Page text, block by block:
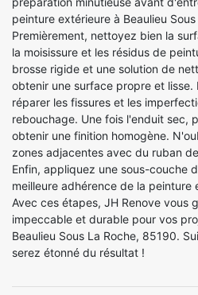
peinture extérieure à Beaulieu
Premièrement, nettoyez bien la
la moisissure et les résidus de
brosse rigide et une solution de
obtenir une surface propre et lisse.
réparer les fissures et les
rebouchage. Une fois l'enduit sec,
obtenir une finition homogène.
zones adjacentes avec du ruban
Enfin, appliquez une sous-couche
meilleure adhérence de la peinture
Avec ces étapes, JH Renove vous
impeccable et durable pour vos
Beaulieu Sous La Roche, 85190.
serez étonné du résultat !